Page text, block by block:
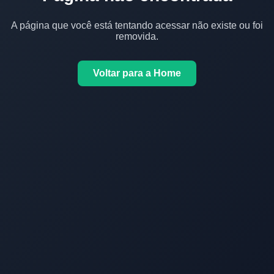
A página que você está tentando acessar não existe ou foi
removida.
Voltar para a Home